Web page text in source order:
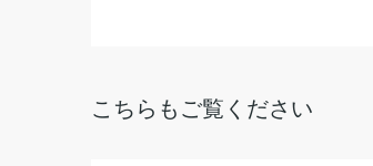
こちらもご覧ください